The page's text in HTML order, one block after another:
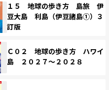
１５ 地球の歩き方 島旅 伊
豆大島 利島（伊豆諸島①）３
訂版
Ｃ０２ 地球の歩き方 ハワイ
島 ２０２７～２０２８